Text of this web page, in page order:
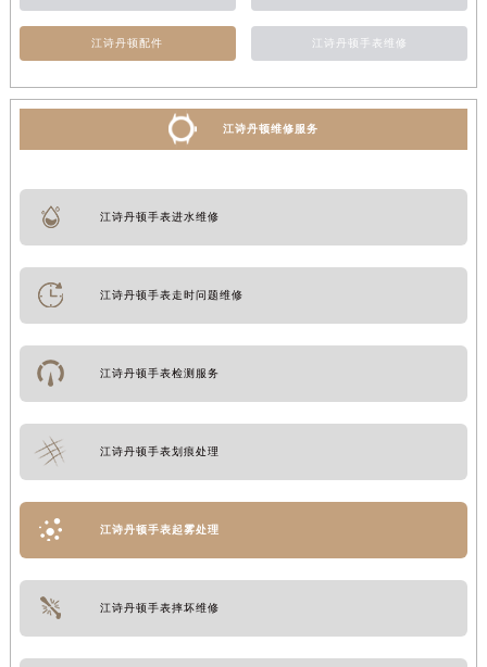
江诗丹顿配件 江诗丹顿手表维修
江诗丹顿维修服务
江诗丹顿手表进水维修
江诗丹顿手表走时问题维修
江诗丹顿手表检测服务
江诗丹顿手表划痕处理
江诗丹顿手表起雾处理
江诗丹顿手表摔坏维修